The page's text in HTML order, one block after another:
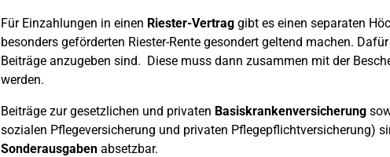
Für Einzahlungen in einen Riester-Vertraggibt es einen separaten
besonders geförderten Riester-Rente gesondert geltend machen.
Beiträge anzugeben sind. Diese muss dann zusammen mit der
werden.
Beiträge zur gesetzlichen und privaten Basiskrankenversicherung
sozialen Pflegeversicherung und privaten Pflegepflichtversicherung)
Sonderausgabenabsetzbar.